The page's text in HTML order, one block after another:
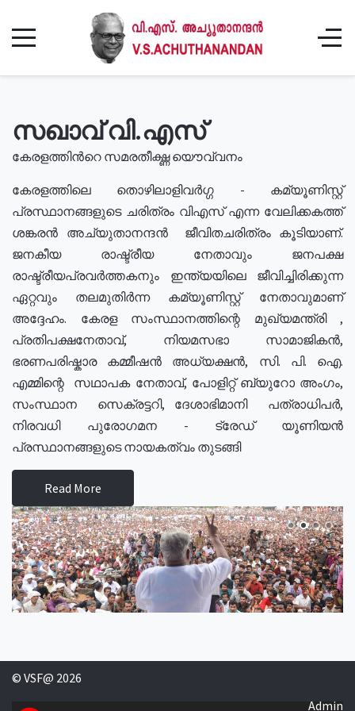
സഖാവ് വി.എസ്
കേരളത്തിൻറെ സമരതീക്ഷ്ണ യൌവ്വനം
കേരളത്തിലെ തൊഴിലാളിവർഗ്ഗ - കമ്യൂണിസ്റ്റ്
പ്രസ്ഥാനങ്ങളുടെ ചരിത്രം വിഎസ് എന്ന വേലിക്കകത്ത്
ശങ്കരൻ അച്യുതാനന്ദൻ ജീവിതചരിത്രം കൂടിയാണ്.
ജനകീയ രാഷ്ട്രീയ നേതാവും ജനപക്ഷ
രാഷ്ട്രീയപ്രവർത്തകനും ഇന്ത്യയിലെ ജീവിച്ചിരിക്കുന്ന
ഏറ്റവും തലമുതിർന്ന കമ്യൂണിസ്റ്റ് നേതാവുമാണ്
അദ്ദേഹം. കേരള സംസ്ഥാനത്തിന്റെ മുഖ്യമന്ത്രി ,
പ്രതിപക്ഷനേതാവ്, നിയമസഭാ സാമാജികൻ,
ഭരണപരിഷ്കാര കമ്മീഷൻ അധ്യക്ഷൻ, സി. പി. ഐ.
എമ്മിന്റെ സഥാപക നേതാവ്, പോളിറ്റ് ബ്യുറോ അംഗം,
സംസ്ഥാന സെക്രട്ടറി, ദേശാഭിമാനി പത്രാധിപർ,
നിരവധി പുരോഗമന - ട്രേഡ് യൂണിയൻ
പ്രസ്ഥാനങ്ങളുടെ നായകത്വം തുടങ്ങി
Read More
© VSF@ 2026
Admin